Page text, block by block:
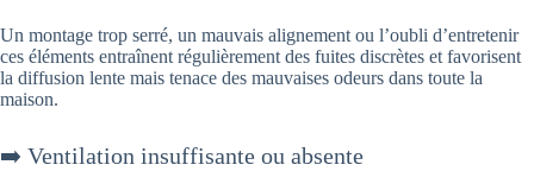
Un montage trop serré, un mauvais alignement ou l’oubli d’entretenir
ces éléments entraînent régulièrement des fuites discrètes et favorisent
la diffusion lente mais tenace des mauvaises odeurs dans toute la
maison.
➡️ Ventilation insuffisante ou absente